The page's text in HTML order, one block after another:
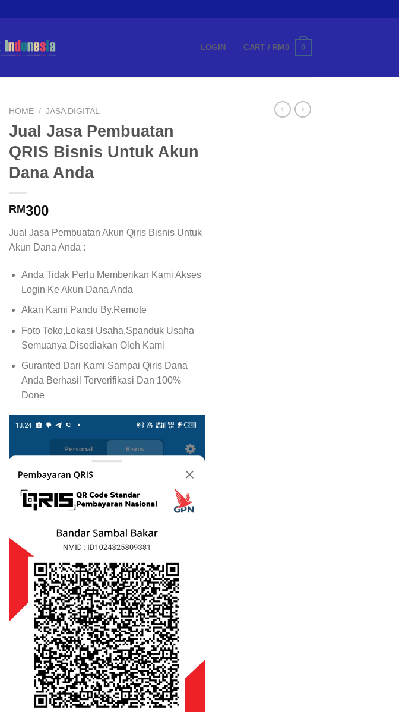
LOGIN CART / RM 0 0
HOME / JASA DIGITAL
Jual Jasa Pembuatan
QRIS Bisnis Untuk Akun
Dana Anda
RM300
Jual Jasa Pembuatan Akun Qiris Bisnis Untuk
Akun Dana Anda :
Anda Tidak Perlu Memberikan Kami Akses
Login Ke Akun Dana Anda
Akan Kami Pandu By.Remote
Foto Toko,Lokasi Usaha,Spanduk Usaha
Semuanya Disediakan Oleh Kami
Guranted Dari Kami Sampai Qiris Dana
Anda Berhasil Terverifikasi Dan 100%
Done